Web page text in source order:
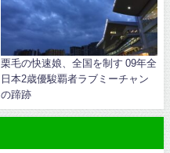
栗毛の快速娘、全国を制す 09年全
日本2歳優駿覇者ラブミーチャン
の蹄跡